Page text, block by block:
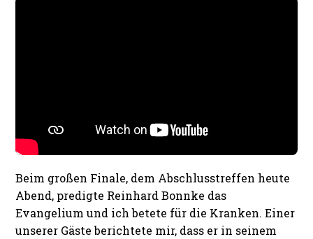
Beim großen Finale, dem Abschlusstreffen heute
Abend, predigte Reinhard Bonnke das
Evangelium und ich betete für die Kranken. Einer
unserer Gäste berichtete mir, dass er in seinem